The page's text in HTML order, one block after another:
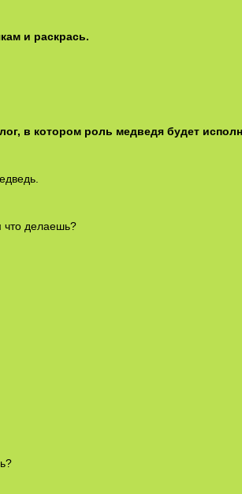
и раскрась.
в котором роль медведя будет
делаешь?